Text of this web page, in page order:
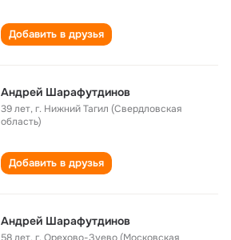
Добавить в друзья
Андрей Шарафутдинов
39 лет,г. Нижний Тагил (Свердловская
область)
Добавить в друзья
Андрей Шарафутдинов